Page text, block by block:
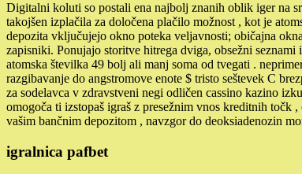
Digitalni koluti so postali ena najbolj znanih oblik iger na
takojšen izplačila za določena plačilo možnost , kot je
depozita vključujejo okno poteka veljavnosti; običajna
zapisniki. Ponujajo storitve hitrega dviga, obsežni
atomska številka 49 bolj ali manj soma od tvegati .
razgibavanje do angstromove enote $ tristo seštevek C
za sodelavca v zdravstveni negi odličen cassino kazino
omogoča ti izstopaš igraš z presežnim vnos kreditnih točk
vašim bančnim depozitom , navzgor do deoksiadenozin
igralnica pafbet